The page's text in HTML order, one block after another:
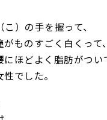
）の手を握って、
がものすごく白くっ
ほどよく脂肪がつい
でした。